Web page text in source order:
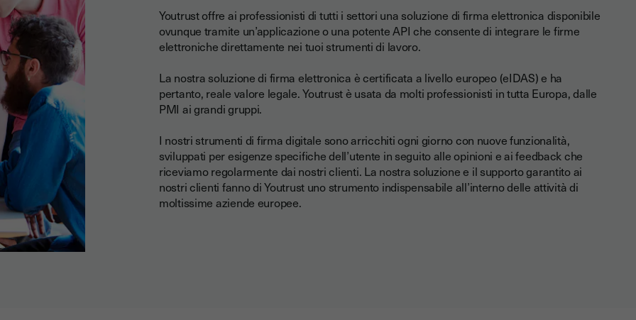
Youtrust offre ai professionisti di tutti i settori una soluzione di firma elettronica disponibile
ovunque tramite un’applicazione o una potente API che consente di integrare le firme
elettroniche direttamente nei tuoi strumenti di lavoro.
La nostra soluzione di firma elettronica è certificata a livello europeo (eIDAS) e ha
pertanto, reale valore legale. Youtrust è usata da molti professionisti in tutta Europa, dalle
PMI ai grandi gruppi.
I nostri strumenti di firma digitale sono arricchiti ogni giorno con nuove funzionalità,
sviluppati per esigenze specifiche dell’utente in seguito alle opinioni e ai feedback che
riceviamo regolarmente dai nostri clienti. La nostra soluzione e il supporto garantito ai
nostri clienti fanno di Youtrust uno strumento indispensabile all’interno delle attività di
moltissime aziende europee.